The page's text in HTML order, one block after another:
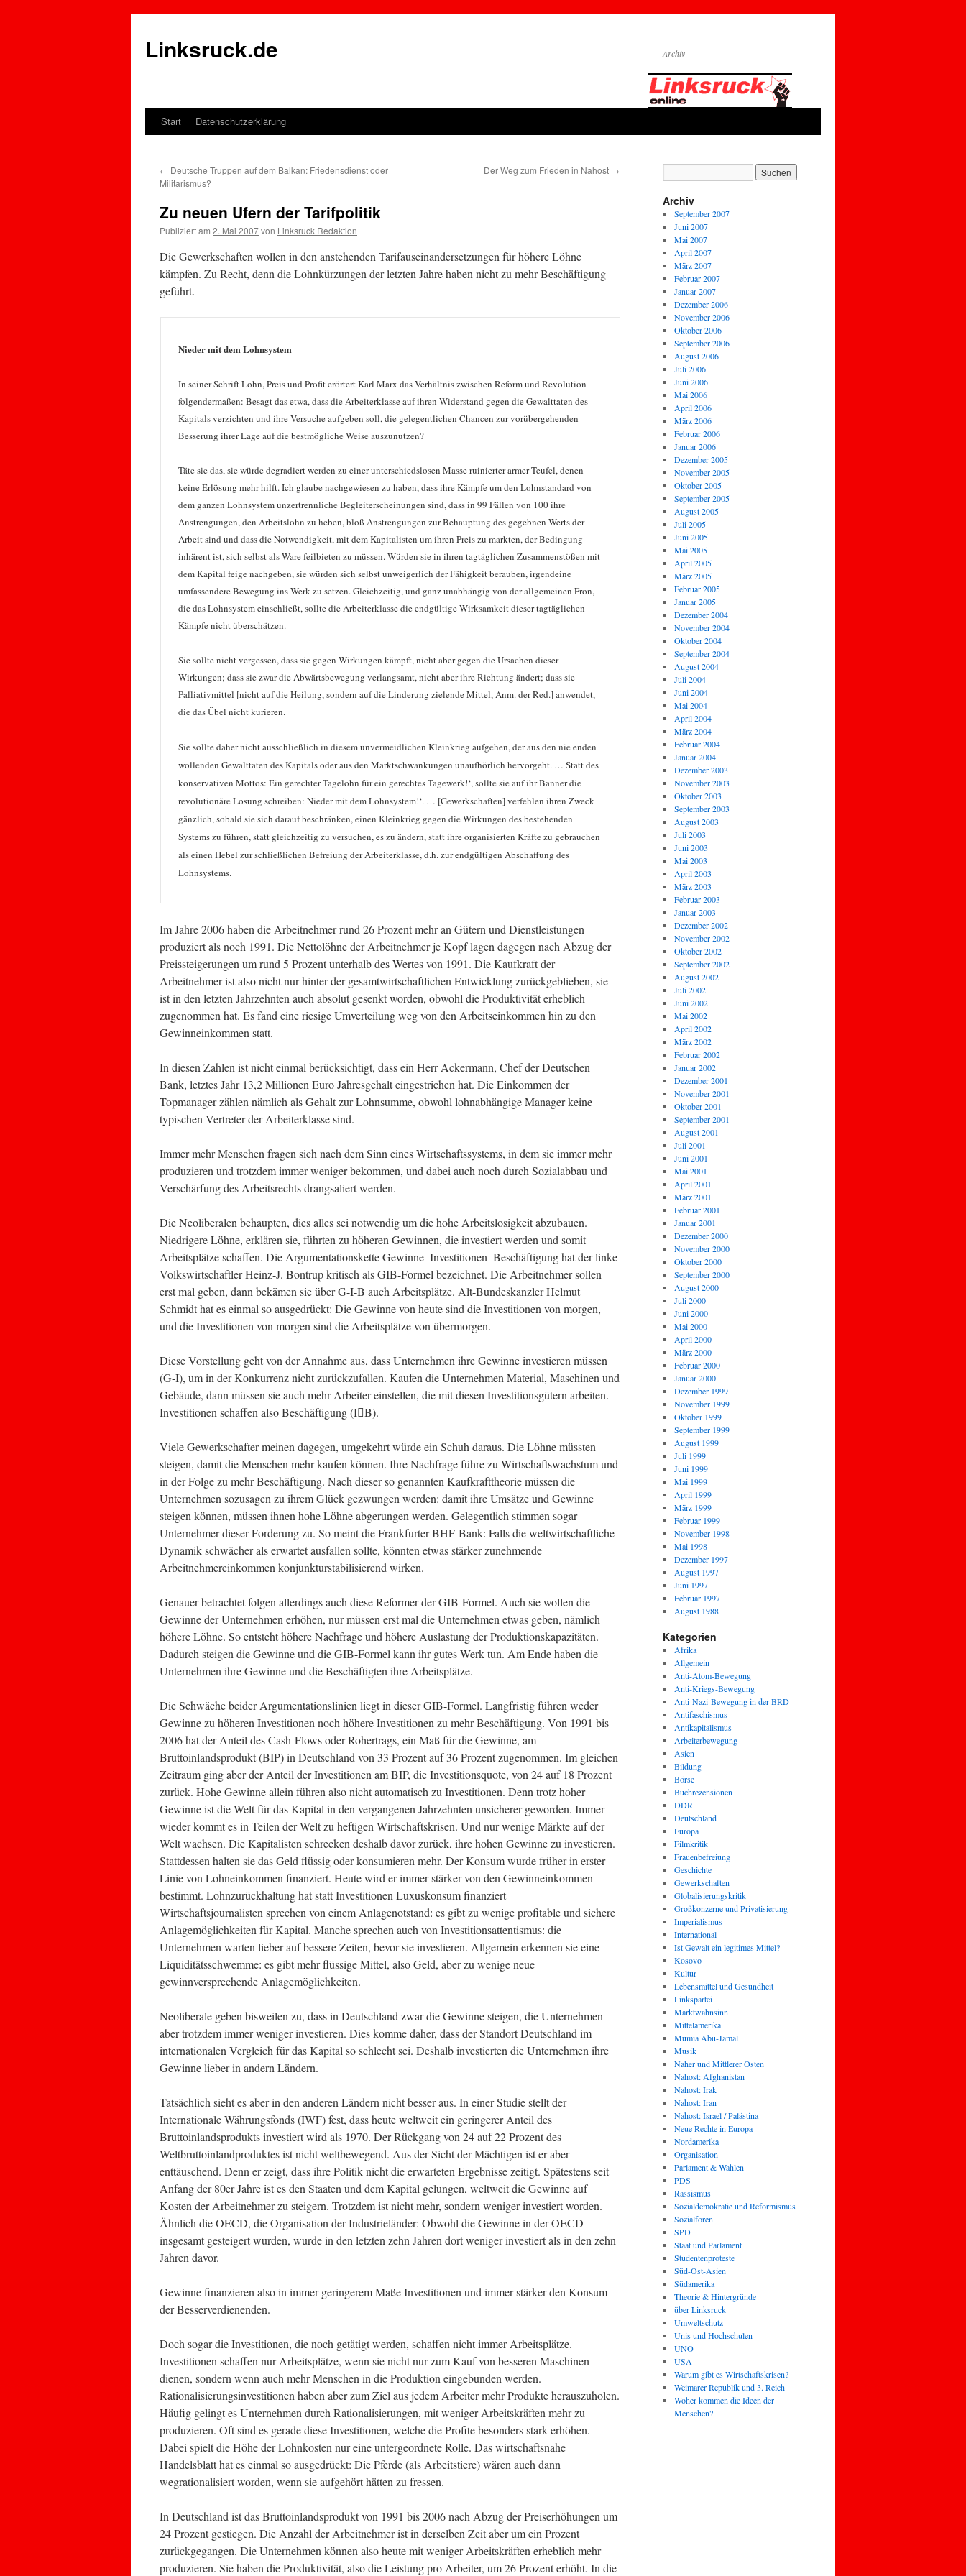
Linksruck.de Archiv
Springe
Inhalt
Start Datenschutzerklärung
← Deutsche Truppen auf dem Balkan: Friedensdienst oder
Militarismus?
Der Weg zum Frieden in Nahost →
Zu neuen Ufern der Tarifpolitik
Publiziert am 2. Mai 2007von Linksruck Redaktion
Die Gewerkschaften wollen in den anstehenden Tarifauseinandersetzungen für höhere Löhne
kämpfen. Zu Recht, denn die Lohnkürzungen der letzten Jahre haben nicht zu mehr Beschäftigung
geführt.
Nieder mit dem Lohnsystem
In seiner Schrift Lohn, Preis und Profit erörtert Karl Marx das Verhältnis zwischen Reform und Revolution
folgendermaßen: Besagt das etwa, dass die Arbeiterklasse auf ihren Widerstand gegen die Gewalttaten des
Kapitals verzichten und ihre Versuche aufgeben soll, die gelegentlichen Chancen zur vorübergehenden
Besserung ihrer Lage auf die bestmögliche Weise auszunutzen?
Täte sie das, sie würde degradiert werden zu einer unterschiedslosen Masse ruinierter armer Teufel, denen
keine Erlösung mehr hilft. Ich glaube nachgewiesen zu haben, dass ihre Kämpfe um den Lohnstandard von
dem ganzen Lohnsystem unzertrennliche Begleiterscheinungen sind, dass in 99 Fällen von 100 ihre
Anstrengungen, den Arbeitslohn zu heben, bloß Anstrengungen zur Behauptung des gegebnen Werts der
Arbeit sind und dass die Notwendigkeit, mit dem Kapitalisten um ihren Preis zu markten, der Bedingung
inhärent ist, sich selbst als Ware feilbieten zu müssen. Würden sie in ihren tagtäglichen Zusammenstößen mit
dem Kapital feige nachgeben, sie würden sich selbst unweigerlich der Fähigkeit berauben, irgendeine
umfassendere Bewegung ins Werk zu setzen. Gleichzeitig, und ganz unabhängig von der allgemeinen Fron,
die das Lohnsystem einschließt, sollte die Arbeiterklasse die endgültige Wirksamkeit dieser tagtäglichen
Kämpfe nicht überschätzen.
Sie sollte nicht vergessen, dass sie gegen Wirkungen kämpft, nicht aber gegen die Ursachen dieser
Wirkungen; dass sie zwar die Abwärtsbewegung verlangsamt, nicht aber ihre Richtung ändert; dass sie
Palliativmittel [nicht auf die Heilung, sondern auf die Linderung zielende Mittel, Anm. der Red.] anwendet,
die das Übel nicht kurieren.
Sie sollte daher nicht ausschließlich in diesem unvermeidlichen Kleinkrieg aufgehen, der aus den nie enden
wollenden Gewalttaten des Kapitals oder aus den Marktschwankungen unaufhörlich hervorgeht. … Statt des
konservativen Mottos: Ein gerechter Tagelohn für ein gerechtes Tagewerk!‘, sollte sie auf ihr Banner die
revolutionäre Losung schreiben: Nieder mit dem Lohnsystem!‘. … [Gewerkschaften] verfehlen ihren Zweck
gänzlich, sobald sie sich darauf beschränken, einen Kleinkrieg gegen die Wirkungen des bestehenden
Systems zu führen, statt gleichzeitig zu versuchen, es zu ändern, statt ihre organisierten Kräfte zu gebrauchen
als einen Hebel zur schließlichen Befreiung der Arbeiterklasse, d.h. zur endgültigen Abschaffung des
Lohnsystems.
Im Jahre 2006 haben die Arbeitnehmer rund 26 Prozent mehr an Gütern und Dienstleistungen
produziert als noch 1991. Die Nettolöhne der Arbeitnehmer je Kopf lagen dagegen nach Abzug der
Preissteigerungen um rund 5 Prozent unterhalb des Wertes von 1991. Die Kaufkraft der
Arbeitnehmer ist also nicht nur hinter der gesamtwirtschaftlichen Entwicklung zurückgeblieben, sie
ist in den letzten Jahrzehnten auch absolut gesenkt worden, obwohl die Produktivität erheblich
zugenommen hat. Es fand eine riesige Umverteilung weg von den Arbeitseinkommen hin zu den
Gewinneinkommen statt.
In diesen Zahlen ist nicht einmal berücksichtigt, dass ein Herr Ackermann, Chef der Deutschen
Bank, letztes Jahr 13,2 Millionen Euro Jahresgehalt eingestrichen hat. Die Einkommen der
Topmanager zählen nämlich als Gehalt zur Lohnsumme, obwohl lohnabhängige Manager keine
typischen Vertreter der Arbeiterklasse sind.
Immer mehr Menschen fragen sich nach dem Sinn eines Wirtschaftssystems, in dem sie immer mehr
produzieren und trotzdem immer weniger bekommen, und dabei auch noch durch Sozialabbau und
Verschärfung des Arbeitsrechts drangsaliert werden.
Die Neoliberalen behaupten, dies alles sei notwendig um die hohe Arbeitslosigkeit abzubauen.
Niedrigere Löhne, erklären sie, führten zu höheren Gewinnen, die investiert werden und somit
Arbeitsplätze schaffen. Die Argumentationskette Gewinne  Investitionen  Beschäftigung hat der linke
Volkswirtschaftler Heinz-J. Bontrup kritisch als GIB-Formel bezeichnet. Die Arbeitnehmer sollen
erst mal geben, dann bekämen sie über G-I-B auch Arbeitsplätze. Alt-Bundeskanzler Helmut
Schmidt hat es einmal so ausgedrückt: Die Gewinne von heute sind die Investitionen von morgen,
und die Investitionen von morgen sind die Arbeitsplätze von übermorgen.
Diese Vorstellung geht von der Annahme aus, dass Unternehmen ihre Gewinne investieren müssen
(G-I), um in der Konkurrenz nicht zurückzufallen. Kaufen die Unternehmen Material, Maschinen und
Gebäude, dann müssen sie auch mehr Arbeiter einstellen, die mit diesen Investitionsgütern arbeiten.
Investitionen schaffen also Beschäftigung (I﷓B).
Viele Gewerkschafter meinen dagegen, umgekehrt würde ein Schuh daraus. Die Löhne müssten
steigen, damit die Menschen mehr kaufen können. Ihre Nachfrage führe zu Wirtschaftswachstum und
in der Folge zu mehr Beschäftigung. Nach dieser so genannten Kaufkrafttheorie müssen die
Unternehmen sozusagen zu ihrem Glück gezwungen werden: damit ihre Umsätze und Gewinne
steigen können, müssen ihnen hohe Löhne abgerungen werden. Gelegentlich stimmen sogar
Unternehmer dieser Forderung zu. So meint die Frankfurter BHF-Bank: Falls die weltwirtschaftliche
Dynamik schwächer als erwartet ausfallen sollte, könnten etwas stärker zunehmende
Arbeitnehmereinkommen konjunkturstabilisierend wirken.
Genauer betrachtet folgen allerdings auch diese Reformer der GIB-Formel. Auch sie wollen die
Gewinne der Unternehmen erhöhen, nur müssen erst mal die Unternehmen etwas geben, nämlich
höhere Löhne. So entsteht höhere Nachfrage und höhere Auslastung der Produktionskapazitäten.
Dadurch steigen die Gewinne und die GIB-Formel kann ihr gutes Werk tun. Am Ende haben die
Unternehmen ihre Gewinne und die Beschäftigten ihre Arbeitsplätze.
Die Schwäche beider Argumentationslinien liegt in dieser GIB-Formel. Langfristig führen weder
Gewinne zu höheren Investitionen noch höhere Investitionen zu mehr Beschäftigung. Von 1991 bis
2006 hat der Anteil des Cash-Flows oder Rohertrags, ein Maß für die Gewinne, am
Bruttoinlandsprodukt (BIP) in Deutschland von 33 Prozent auf 36 Prozent zugenommen. Im gleichen
Zeitraum ging aber der Anteil der Investitionen am BIP, die Investitionsquote, von 24 auf 18 Prozent
zurück. Hohe Gewinne allein führen also nicht automatisch zu Investitionen. Denn trotz hoher
Gewinne ist die Welt für das Kapital in den vergangenen Jahrzehnten unsicherer geworden. Immer
wieder kommt es in Teilen der Welt zu heftigen Wirtschaftskrisen. Und nur wenige Märkte auf der
Welt wachsen. Die Kapitalisten schrecken deshalb davor zurück, ihre hohen Gewinne zu investieren.
Stattdessen halten sie das Geld flüssig oder konsumieren mehr. Der Konsum wurde früher in erster
Linie von Lohneinkommen finanziert. Heute wird er immer stärker von den Gewinneinkommen
bestimmt. Lohnzurückhaltung hat statt Investitionen Luxuskonsum finanziert
Wirtschaftsjournalisten sprechen von einem Anlagenotstand: es gibt zu wenige profitable und sichere
Anlagemöglichkeiten für Kapital. Manche sprechen auch von Investitionsattentismus: die
Unternehmen warten lieber auf bessere Zeiten, bevor sie investieren. Allgemein erkennen sie eine
Liquiditätsschwemme: es gibt mehr flüssige Mittel, also Geld, aber zu wenige neue
gewinnversprechende Anlagemöglichkeiten.
Neoliberale geben bisweilen zu, dass in Deutschland zwar die Gewinne steigen, die Unternehmen
aber trotzdem immer weniger investieren. Dies komme daher, dass der Standort Deutschland im
internationalen Vergleich für das Kapital so schlecht sei. Deshalb investierten die Unternehmen ihre
Gewinne lieber in andern Ländern.
Tatsächlich sieht es aber in den anderen Ländern nicht besser aus. In einer Studie stellt der
Internationale Währungsfonds (IWF) fest, dass heute weltweit ein geringerer Anteil des
Bruttoinlandsprodukts investiert wird als 1970. Der Rückgang von 24 auf 22 Prozent des
Weltbruttoinlandproduktes ist nicht weltbewegend. Aus der Sicht der Mächtigen ist er aber
enttäuschend. Denn er zeigt, dass ihre Politik nicht die erwarteten Ergebnisse zeitigt. Spätestens seit
Anfang der 80er Jahre ist es den Staaten und dem Kapital gelungen, weltweit die Gewinne auf
Kosten der Arbeitnehmer zu steigern. Trotzdem ist nicht mehr, sondern weniger investiert worden.
Ähnlich die OECD, die Organisation der Industrieländer: Obwohl die Gewinne in der OECD
insgesamt gesteigert wurden, wurde in den letzten zehn Jahren dort weniger investiert als in den zehn
Jahren davor.
Gewinne finanzieren also in immer geringerem Maße Investitionen und immer stärker den Konsum
der Besserverdienenden.
Doch sogar die Investitionen, die noch getätigt werden, schaffen nicht immer Arbeitsplätze.
Investitionen schaffen nur Arbeitsplätze, wenn sie nicht nur zum Kauf von besseren Maschinen
dienen, sondern wenn auch mehr Menschen in die Produktion eingebunden werden.
Rationalisierungsinvestitionen haben aber zum Ziel aus jedem Arbeiter mehr Produkte herauszuholen.
Häufig gelingt es Unternehmen durch Rationalisierungen, mit weniger Arbeitskräften mehr zu
produzieren. Oft sind es gerade diese Investitionen, welche die Profite besonders stark erhöhen.
Dabei spielt die Höhe der Lohnkosten nur eine untergeordnete Rolle. Das wirtschaftsnahe
Handelsblatt hat es einmal so ausgedrückt: Die Pferde (als Arbeitstiere) wären auch dann
wegrationalisiert worden, wenn sie aufgehört hätten zu fressen.
In Deutschland ist das Bruttoinlandsprodukt von 1991 bis 2006 nach Abzug der Preiserhöhungen um
24 Prozent gestiegen. Die Anzahl der Arbeitnehmer ist in derselben Zeit aber um ein Prozent
zurückgegangen. Die Unternehmen können also heute mit weniger Arbeitskräften erheblich mehr
produzieren. Sie haben die Produktivität, also die Leistung pro Arbeiter, um 26 Prozent erhöht. In die
Archiv
September 2007
Juni 2007
Mai 2007
April 2007
März 2007
Februar 2007
Januar 2007
Dezember 2006
November 2006
Oktober 2006
September 2006
August 2006
Juli 2006
Juni 2006
Mai 2006
April 2006
März 2006
Februar 2006
Januar 2006
Dezember 2005
November 2005
Oktober 2005
September 2005
August 2005
Juli 2005
Juni 2005
Mai 2005
April 2005
März 2005
Februar 2005
Januar 2005
Dezember 2004
November 2004
Oktober 2004
September 2004
August 2004
Juli 2004
Juni 2004
Mai 2004
April 2004
März 2004
Februar 2004
Januar 2004
Dezember 2003
November 2003
Oktober 2003
September 2003
August 2003
Juli 2003
Juni 2003
Mai 2003
April 2003
März 2003
Februar 2003
Januar 2003
Dezember 2002
November 2002
Oktober 2002
September 2002
August 2002
Juli 2002
Juni 2002
Mai 2002
April 2002
März 2002
Februar 2002
Januar 2002
Dezember 2001
November 2001
Oktober 2001
September 2001
August 2001
Juli 2001
Juni 2001
Mai 2001
April 2001
März 2001
Februar 2001
Januar 2001
Dezember 2000
November 2000
Oktober 2000
September 2000
August 2000
Juli 2000
Juni 2000
Mai 2000
April 2000
März 2000
Februar 2000
Januar 2000
Dezember 1999
November 1999
Oktober 1999
September 1999
August 1999
Juli 1999
Juni 1999
Mai 1999
April 1999
März 1999
Februar 1999
November 1998
Mai 1998
Dezember 1997
August 1997
Juni 1997
Februar 1997
August 1988
Kategorien
Afrika
Allgemein
Anti-Atom-Bewegung
Anti-Kriegs-Bewegung
Anti-Nazi-Bewegung in der BRD
Antifaschismus
Antikapitalismus
Arbeiterbewegung
Asien
Bildung
Börse
Buchrezensionen
DDR
Deutschland
Europa
Filmkritik
Frauenbefreiung
Geschichte
Gewerkschaften
Globalisierungskritik
Großkonzerne und Privatisierung
Imperialismus
International
Ist Gewalt ein legitimes Mittel?
Kosovo
Kultur
Lebensmittel und Gesundheit
Linkspartei
Marktwahnsinn
Mittelamerika
Mumia Abu-Jamal
Musik
Naher und Mittlerer Osten
Nahost: Afghanistan
Nahost: Irak
Nahost: Iran
Nahost: Israel / Palästina
Neue Rechte in Europa
Nordamerika
Organisation
Parlament & Wahlen
PDS
Rassismus
Sozialdemokratie und Reformismus
Sozialforen
SPD
Staat und Parlament
Studentenproteste
Süd-Ost-Asien
Südamerika
Theorie & Hintergründe
über Linksruck
Umweltschutz
Unis und Hochschulen
UNO
USA
Warum gibt es Wirtschaftskrisen?
Weimarer Republik und 3. Reich
Woher kommen die Ideen der
Menschen?